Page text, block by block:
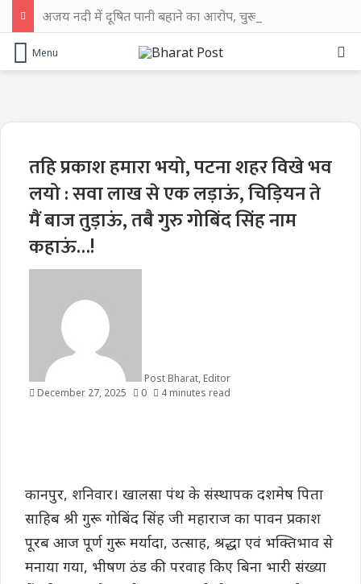
Menu
तहि प्रकाश हमारा भयो, पटना शहर विखे भव
लयो : सवा लाख से एक लड़ाऊं, चिड़ियन ते
मैं बाज तुड़ाऊं, तबै गुरु गोबिंद सिंह नाम
कहाऊं…!
Post Bharat, Editor
December 27, 2025
0 4 minutes read
कानपुर, शनिवार। खालसा पंथ के संस्थापक दशमेष पिता
साहिब श्री गुरू गोबिंद सिंह जी महाराज का पावन प्रकाश
पूरब आज पूर्ण गुरू मर्यादा, उत्साह, श्रद्धा एवं भक्तिभाव से
मनाया गया, भीषण ठंड की परवाह किए बिना भारी संख्या